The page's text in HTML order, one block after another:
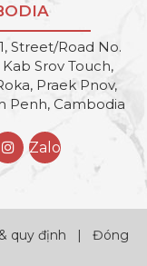
Street/Road No.
Srov Touch,
Praek Pnov,
Penh, Cambodia
Zalo
quy định | Đóng